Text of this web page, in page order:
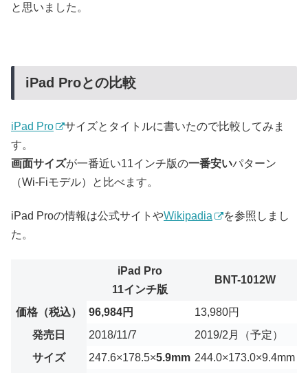
と思いました。
iPad Proとの比較
iPad Pro
サイズとタイトルに書いたので比較してみま
す。
画面サイズが一番近い11インチ版の一番安いパターン
（Wi-Fiモデル）と比べます。
iPad Proの情報は公式サイトやWikipadia
を参照しまし
た。
iPad Pro
11インチ版
BNT-1012W
価格（税込） 96,984円
13,980円
発売日
2018/11/7
2019/2月（予定）
サイズ
247.6×178.5×5.9mm 244.0×173.0×9.4mm